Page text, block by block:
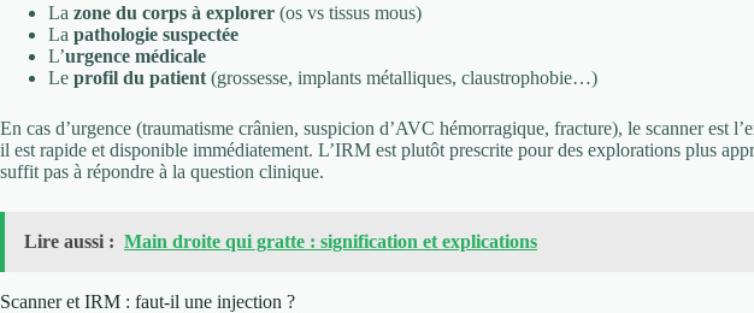
La zone du corps à explorer (os vs tissus mous)
La pathologie suspectée
L’urgence médicale
Le profil du patient (grossesse, implants métalliques, claustrophobie…)
En cas d’urgence (traumatisme crânien, suspicion d’AVC hémorragique, fracture), le scanner est
il est rapide et disponible immédiatement. L’IRM est plutôt prescrite pour des explorations plus
suffit pas à répondre à la question clinique.
Lire aussi : Main droite qui gratte : signification et explications
Scanner et IRM : faut-il une injection ?